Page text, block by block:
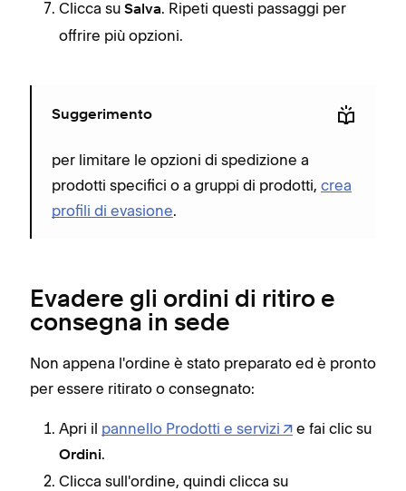
Clicca su Salva. Ripeti questi passaggi per
offrire più opzioni.
Suggerimento
per limitare le opzioni di spedizione a
prodotti specifici o a gruppi di prodotti, crea
profili di evasione.
Evadere gli ordini di ritiro e
consegna in sede
Non appena l'ordine è stato preparato ed è pronto
per essere ritirato o consegnato:
Apri il pannello Prodotti e servizi e fai clic su
Ordini.
Clicca sull'ordine, quindi clicca su